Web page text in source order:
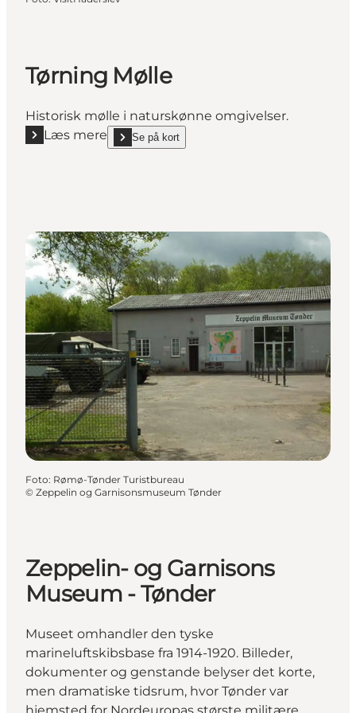
Tørning Mølle
Historisk mølle i naturskønne omgivelser.
Læs mere
Læs mere "Tørning Mølle"
Se på kort
show Tørning Mølle on_map
Foto: Rømø-Tønder Turistbureau
© Zeppelin og Garnisonsmuseum Tønder
Zeppelin- og Garnisons
Museum - Tønder
Museet omhandler den tyske
marineluftskibsbase fra 1914-1920. Billeder,
dokumenter og genstande belyser det korte,
men dramatiske tidsrum, hvor Tønder var